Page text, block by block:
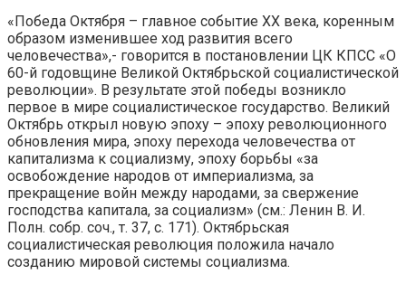
«Победа Октября – главное событие XX века, коренным
образом изменившее ход развития всего
человечества»,- говорится в постановлении ЦК КПСС «О
60-й годовщине Великой Октябрьской социалистической
революции». В результате этой победы возникло
первое в мире социалистическое государство. Великий
Октябрь открыл новую эпоху – эпоху революционного
обновления мира, эпоху перехода человечества от
капитализма к социализму, эпоху борьбы «за
освобождение народов от империализма, за
прекращение войн между народами, за свержение
господства капитала, за социализм» (см.: Ленин В. И.
Полн. собр. соч., т. 37, с. 171). Октябрьская
социалистическая революция положила начало
созданию мировой системы социализма.